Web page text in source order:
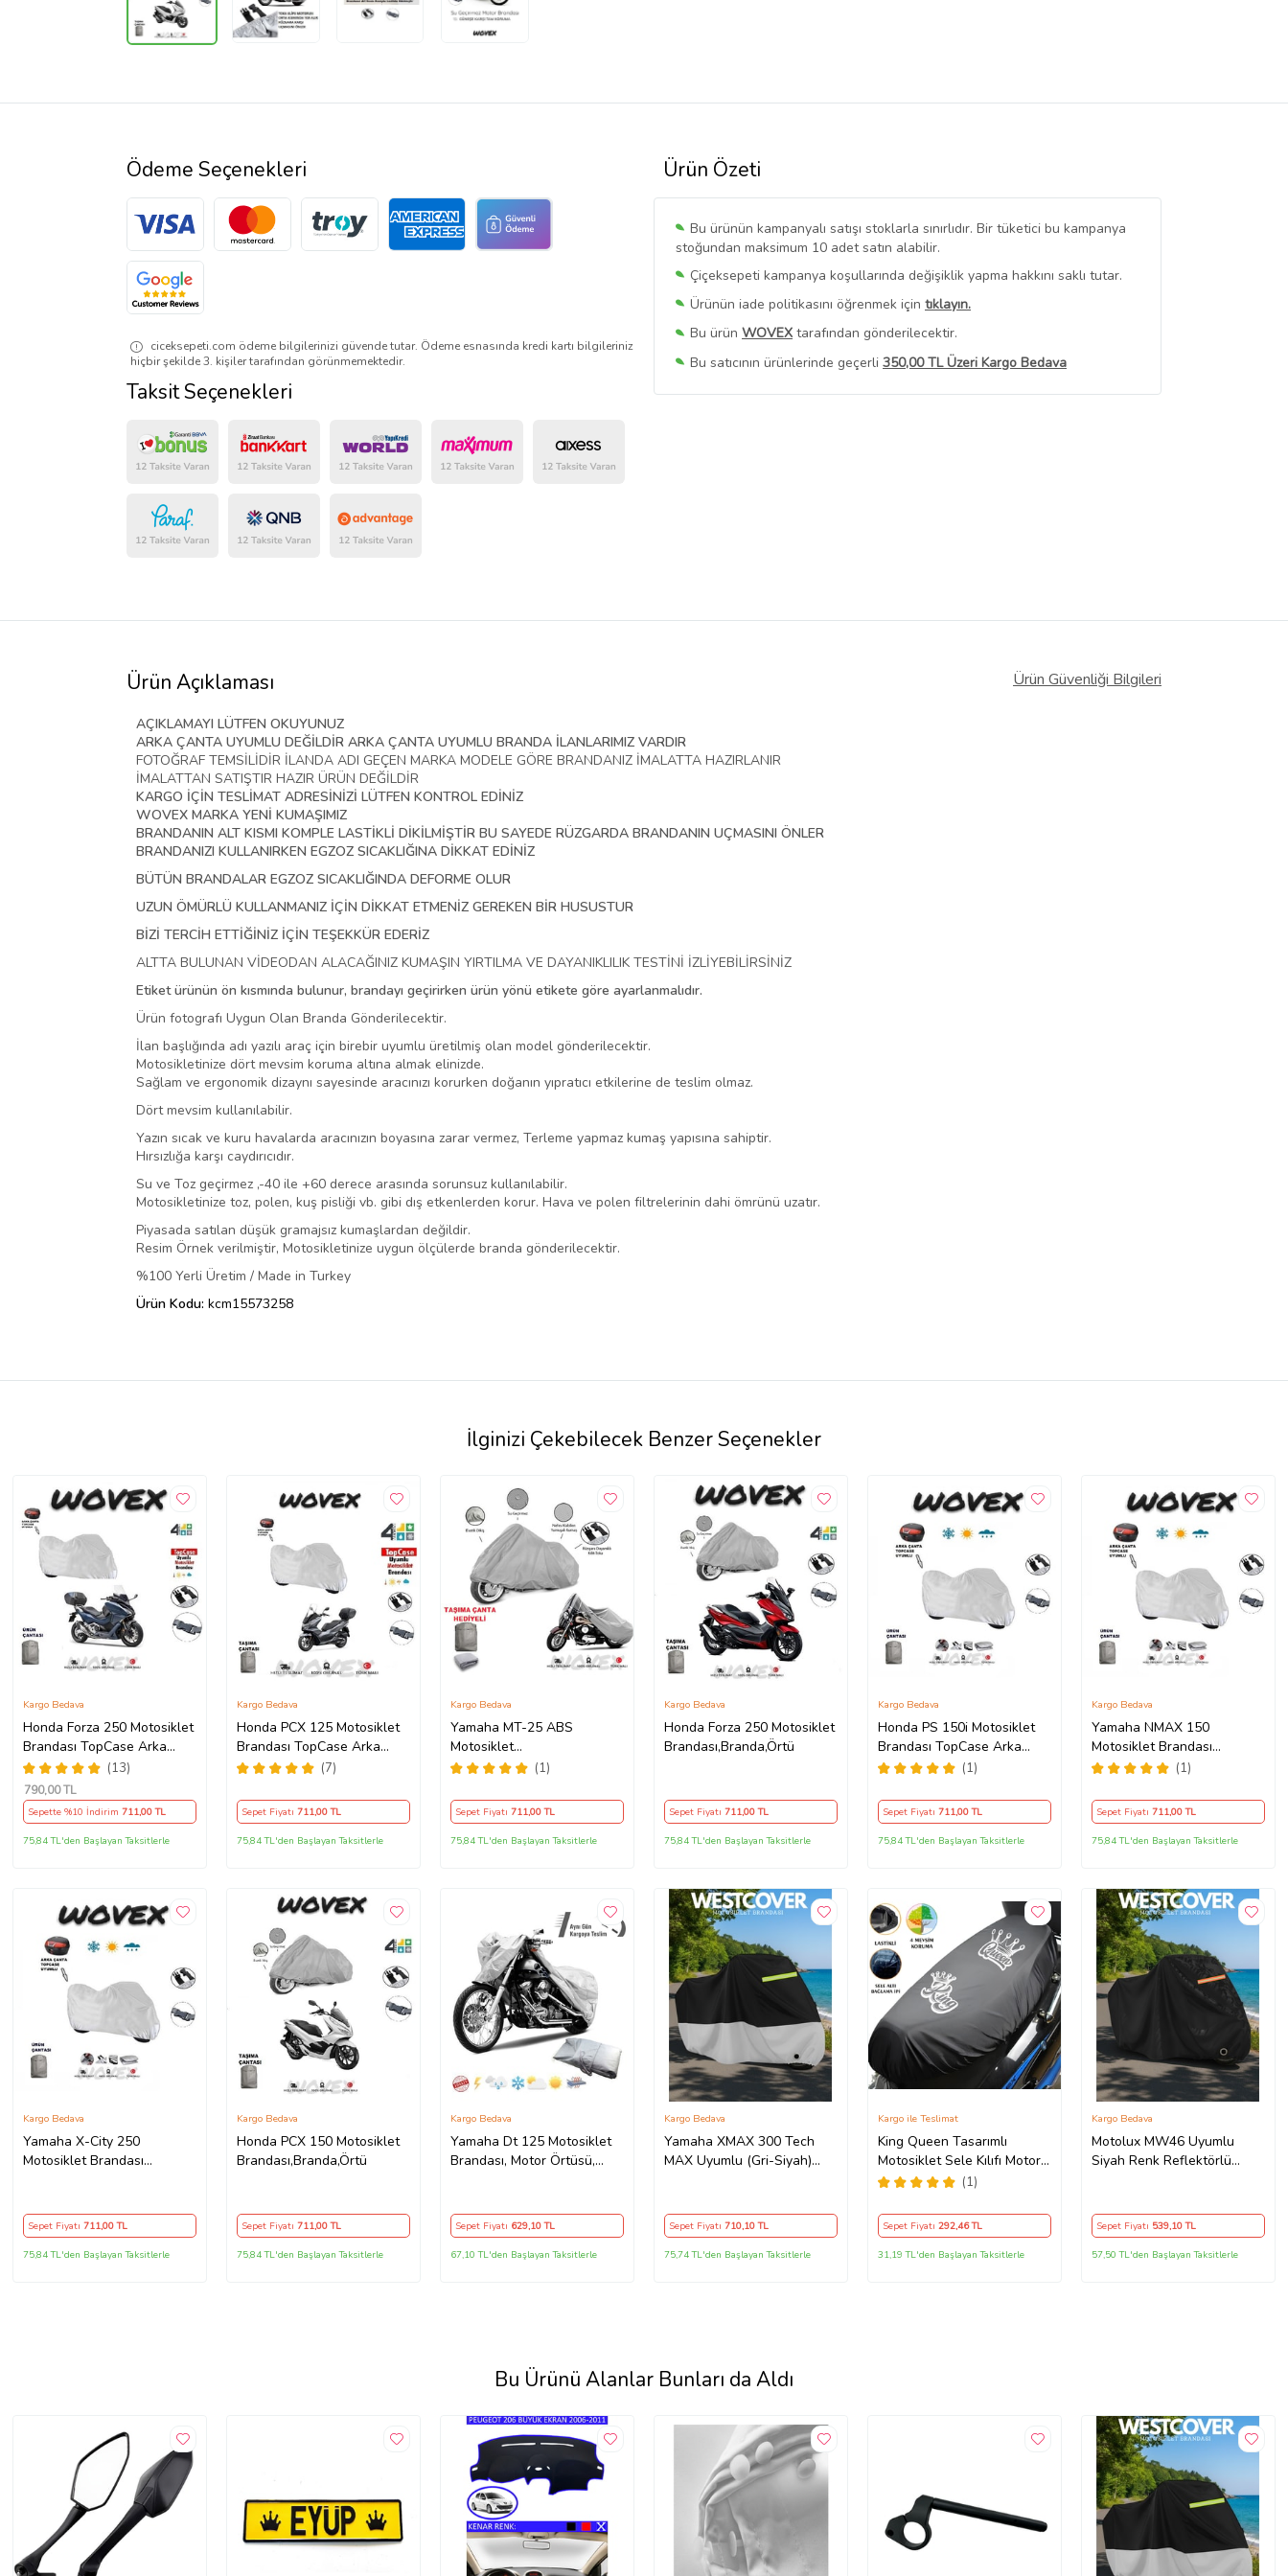
Ürün Özeti
Bu ürünün kampanyalı satışı stoklarla sınırlıdır. Bir tüketici bu kampanya
stoğundan maksimum 10 adet satın alabilir.
Çiçeksepeti kampanya koşullarında değişiklik yapma hakkını saklı tutar.
Ürünün iade politikasını öğrenmek için tıklayın.
Bu ürün WOVEX tarafından gönderilecektir.
Bu satıcının ürünlerinde geçerli 350,00 TL Üzeri Kargo Bedava
Bu SatıcınınTüm Ürünlerini Görüntüle
Ödeme Seçenekleri
ciceksepeti.com ödeme bilgilerinizi güvende tutar. Ödeme esnasında kredi kartı bilgileriniz
hiçbir şekilde 3. kişiler tarafından görünmemektedir.
Taksit Seçenekleri
Ürün Açıklaması Ürün Güvenliği Bilgileri
AÇIKLAMAYI LÜTFEN OKUYUNUZ
ARKA ÇANTA UYUMLU DEĞİLDİR ARKA ÇANTA UYUMLU BRANDA İLANLARIMIZ VARDIR
FOTOĞRAF TEMSİLİDİR İLANDA ADI GEÇEN MARKA MODELE GÖRE BRANDANIZ İMALATTA HAZIRLANIR
İMALATTAN SATIŞTIR HAZIR ÜRÜN DEĞİLDİR
KARGO İÇİN TESLİMAT ADRESİNİZİ LÜTFEN KONTROL EDİNİZ
WOVEX MARKA YENİ KUMAŞIMIZ
BRANDANIN ALT KISMI KOMPLE LASTİKLİ DİKİLMİŞTİR BU SAYEDE RÜZGARDA BRANDANIN UÇMASINI ÖNLER
BRANDANIZI KULLANIRKEN EGZOZ SICAKLIĞINA DİKKAT EDİNİZ
BÜTÜN BRANDALAR EGZOZ SICAKLIĞINDA DEFORME OLUR
UZUN ÖMÜRLÜ KULLANMANIZ İÇİN DİKKAT ETMENİZ GEREKEN BİR HUSUSTUR
BİZİ TERCİH ETTİĞİNİZ İÇİN TEŞEKKÜR EDERİZ
ALTTA BULUNAN VİDEODAN ALACAĞINIZ KUMAŞIN YIRTILMA VE DAYANIKLILIK TESTİNİ İZLİYEBİLİRSİNİZ
Etiket ürünün ön kısmında bulunur, brandayı geçirirken ürün yönü etikete göre ayarlanmalıdır.
Ürün fotografı Uygun Olan Branda Gönderilecektir.
İlan başlığında adı yazılı araç için birebir uyumlu üretilmiş olan model gönderilecektir.
Motosikletinize dört mevsim koruma altına almak elinizde.
Sağlam ve ergonomik dizaynı sayesinde aracınızı korurken doğanın yıpratıcı etkilerine de teslim olmaz.
Dört mevsim kullanılabilir.
Yazın sıcak ve kuru havalarda aracınızın boyasına zarar vermez, Terleme yapmaz kumaş yapısına sahiptir.
Hırsızlığa karşı caydırıcıdır.
Su ve Toz geçirmez ,-40 ile +60 derece arasında sorunsuz kullanılabilir.
Motosikletinize toz, polen, kuş pisliği vb. gibi dış etkenlerden korur. Hava ve polen filtrelerinin dahi ömrünü uzatır.
Piyasada satılan düşük gramajsız kumaşlardan değildir.
Resim Örnek verilmiştir, Motosikletinize uygun ölçülerde branda gönderilecektir.
%100 Yerli Üretim / Made in Turkey
Ürün Kodu: kcm15573258
İlginizi Çekebilecek Benzer Seçenekler
Honda Forza 250 Motosiklet
Brandası TopCase Arka
Çanta Uyumlu Branda,Örtü
(13)
Kargo Bedava
790,00 TL
Sepette %10 İndirim 711,00 TL
75,84 TL'den Başlayan Taksitlerle
Honda PCX 125 Motosiklet
Brandası TopCase Arka
Çanta Uyumlu Branda,Örtü
(7)
Kargo Bedava
Sepet Fiyatı 711,00 TL
75,84 TL'den Başlayan Taksitlerle
Yamaha MT-25 ABS
Motosiklet
Brandası,Branda,Örtü
(1)
Kargo Bedava
Sepet Fiyatı 711,00 TL
75,84 TL'den Başlayan Taksitlerle
Honda Forza 250 Motosiklet
Brandası,Branda,Örtü
Kargo Bedava
Sepet Fiyatı 711,00 TL
75,84 TL'den Başlayan Taksitlerle
Honda PS 150i Motosiklet
Brandası TopCase Arka
Çanta Uyumlu Branda,Örtü
(1)
Kargo Bedava
Sepet Fiyatı711,00 TL
75,84 TL'den Başlayan Taksitlerle
Yamaha NMAX 150
Motosiklet Brandası
TopCase Arka Çanta
(1)
Kargo Bedava
Sepet Fiyatı711,00 TL
75,84 TL'den Başlayan Taksitlerle
Yamaha X-City 250
Motosiklet Brandası
Kargo Bedava
Sepet Fiyatı 711,00 TL
75,84 TL'den Başlayan Taksitlerle
Honda PCX 150 Motosiklet
Brandası,Branda,Örtü
Kargo Bedava
Sepet Fiyatı 711,00 TL
75,84 TL'den Başlayan Taksitlerle
Yamaha Dt 125 Motosiklet
Brandası, Motor Örtüsü,
Kargo Bedava
Sepet Fiyatı 629,10 TL
67,10 TL'den Başlayan Taksitlerle
Yamaha XMAX 300 Tech
MAX Uyumlu (Gri-Siyah)
Motor Örtüsü (Güvenlik
Kilidi ve Bağlantı Tokalı)
Kargo Bedava
Sepet Fiyatı 710,10 TL
75,74 TL'den Başlayan Taksitlerle
King Queen Tasarımlı
Motosiklet Sele Kılıfı Motor
Koltuk Brandası Siyah
(1)
Kargo ile Teslimat
Sepet Fiyatı292,46 TL
31,19 TL'den Başlayan Taksitlerle
Motolux MW46 Uyumlu
Siyah Renk Reflektörlü
(Güvenlik Kilidi ve Bağlantı
Tokalı)
Kargo Bedava
Sepet Fiyatı 539,10 TL
57,50 TL'den Başlayan Taksitlerle
Bu Ürünü Alanlar Bunları da Aldı